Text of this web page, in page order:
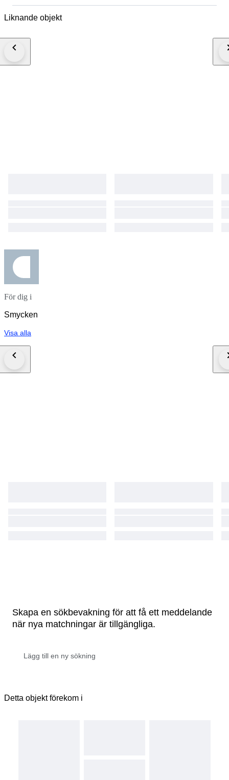
stones - Star Sapphire: 9.5 mm x 7.5 mm, Approx. 4.5 carats Weight: 14
DHL Express Worldwide, Estimated 2-3 Business Day Transit Time.
Liknande objekt
För dig i
Smycken
Visa alla
Skapa en sökbevakning för att få ett meddelande
när nya matchningar är tillgängliga.
Detta objekt förekom i